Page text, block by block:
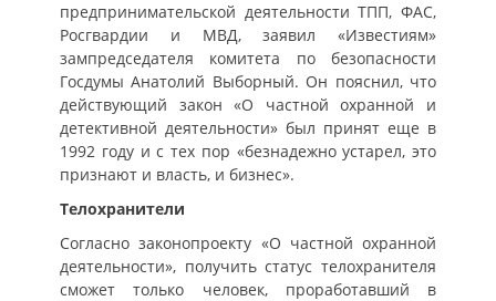
предпринимательской деятельности ТПП, ФАС,
Росгвардии и МВД, заявил «Известиям»
зампредседателя комитета по безопасности
Госдумы Анатолий Выборный. Он пояснил, что
действующий закон «О частной охранной и
детективной деятельности» был принят еще в
1992 году и с тех пор «безнадежно устарел, это
признают и власть, и бизнес».
Телохранители
Согласно законопроекту «О частной охранной
деятельности», получить статус телохранителя
сможет только человек, проработавший в